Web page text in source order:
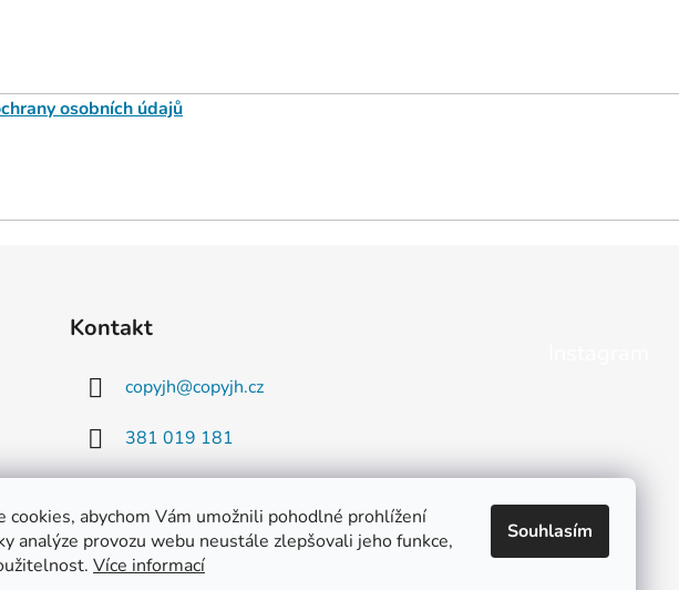
cookies, abychom Vám umožnili pohodlné prohlížení
analýze provozu webu neustále zlepšovali jeho funkce,
Více informací
Souhlasím
osobních údajů
Kontakt
copyjh@copyjh.cz
381 019 181